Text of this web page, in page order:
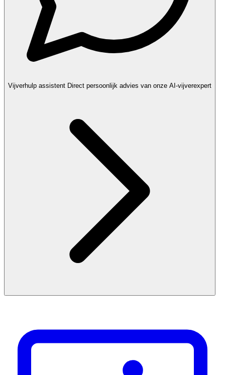
Vijverhulp assistent Direct persoonlijk advies van onze AI-vijverexpert